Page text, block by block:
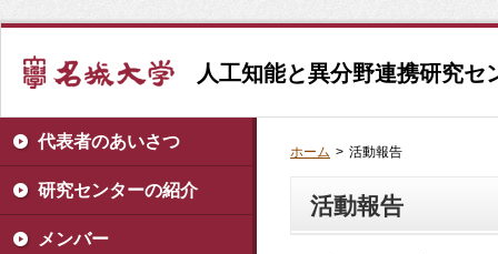
人工知能と異分野連携研究セ
代表者のあいさつ
研究センターの紹介
メンバー
ホーム > 活動報告
活動報告